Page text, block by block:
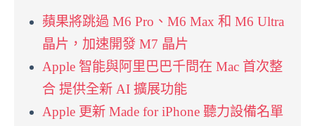
蘋果將跳過 M6 Pro、M6 Max 和 M6 Ultra
晶片，加速開發 M7 晶片
Apple 智能與阿里巴巴千問在 Mac 首次整
合 提供全新 AI 擴展功能
Apple 更新 Made for iPhone 聽力設備名單